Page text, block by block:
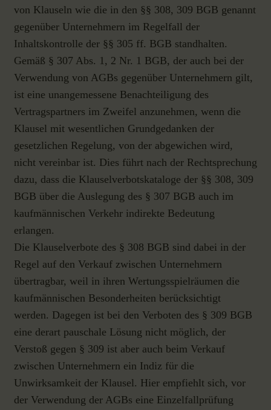
von Klauseln wie die in den §§ 308, 309 BGB genannt
gegenüber Unternehmern im Regelfall der
Inhaltskontrolle der §§ 305 ff. BGB standhalten.
Gemäß § 307 Abs. 1, 2 Nr. 1 BGB, der auch bei der
Verwendung von AGBs gegenüber Unternehmern gilt,
ist eine unangemessene Benachteiligung des
Vertragspartners im Zweifel anzunehmen, wenn die
Klausel mit wesentlichen Grundgedanken der
gesetzlichen Regelung, von der abgewichen wird,
nicht vereinbar ist. Dies führt nach der Rechtsprechung
dazu, dass die Klauselverbotskataloge der §§ 308, 309
BGB über die Auslegung des § 307 BGB auch im
kaufmännischen Verkehr indirekte Bedeutung
erlangen.
Die Klauselverbote des § 308 BGB sind dabei in der
Regel auf den Verkauf zwischen Unternehmern
übertragbar, weil in ihren Wertungsspielräumen die
kaufmännischen Besonderheiten berücksichtigt
werden. Dagegen ist bei den Verboten des § 309 BGB
eine derart pauschale Lösung nicht möglich, der
Verstoß gegen § 309 ist aber auch beim Verkauf
zwischen Unternehmern ein Indiz für die
Unwirksamkeit der Klausel. Hier empfiehlt sich, vor
der Verwendung der AGBs eine Einzelfallprüfung